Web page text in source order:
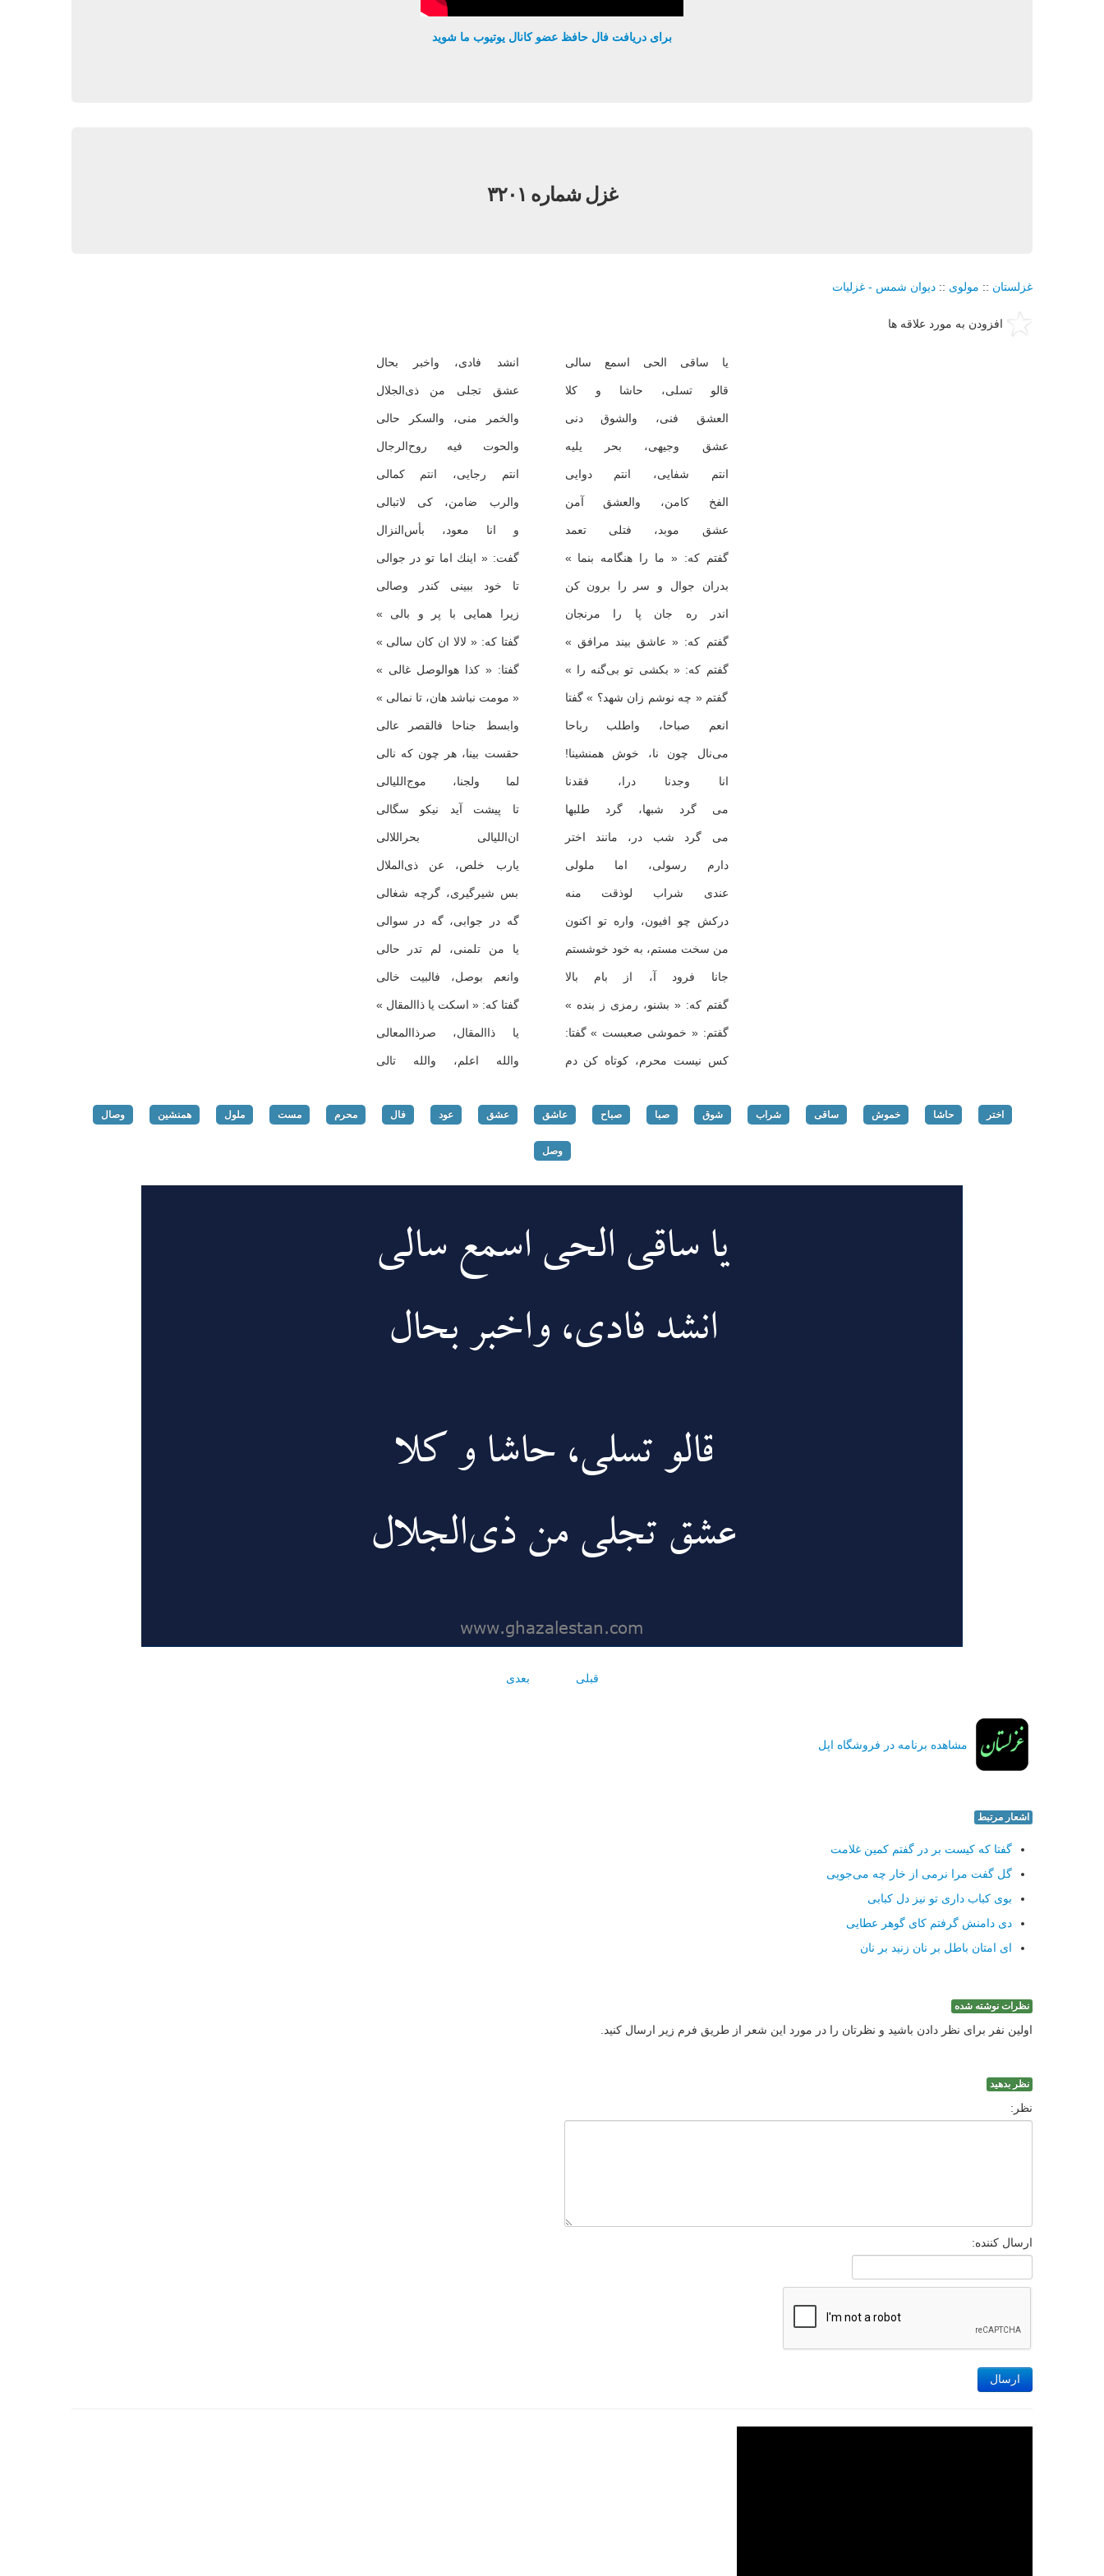
برای دریافت فال حافظ عضو کانال یوتیوب ما شوید
غزل شماره ۳۲۰۱
غزلستان :: مولوی :: دیوان شمس - غزلیات
افزودن به مورد علاقه ها
یا ساقی الحی اسمع سالی انشد فادی، واخبر بحال
قالو تسلی، حاشا و كلا عشق تجلی من ذی‌الجلال
العشق فنی، والشوق دنی والخمر منی، والسكر حالی
عشق وجیهی، بحر یلیه والحوت فیه روح‌الرجال
انتم شفایی، انتم دوایی انتم رجایی، انتم كمالی
الفخ كامن، والعشق آمن والرب ضامن، كی لاتبالی
عشق موبد، فتلی تعمد و انا معود، بأس‌النزال
گفتم كه: « ما را هنگامه بنما » گفت: « اینك اما تو در جوالی
بدران جوال و سر را برون كن تا خود ببینی كندر وصالی
اندر ره جان پا را مرنجان زیرا همایی با پر و بالی »
گفتم كه: « عاشق بیند مرافق » گفتا كه: « لالا ان كان سالی »
گفتم كه: « بكشی تو بی‌گنه را » گفتا: « كذا هوالوصل غالی »
گفتم « چه نوشم زان شهد؟ » گفتا « مومت نباشد هان، تا نمالی »
انعم صباحا، واطلب رباحا وابسط جناحا فالقصر عالی
می‌نال چون نا، خوش همنشینا! حقست بینا، هر چون كه نالی
انا وجدنا درا، فقدنا لما ولجنا، موج‌اللیالی
می گرد شبها، گرد طلبها تا پیشت آید نیكو سگالی
می گرد شب در، مانند اختر ان‌اللیالی بحراللالی
دارم رسولی، اما ملولی یارب خلص، عن ذی‌الملال
عندی شراب لوذقت منه بس شیرگیری، گرچه شغالی
دركش چو افیون، واره تو اكنون گه در جوابی، گه در سوالی
من سخت مستم، به خود خوشستم یا من تلمنی، لم تدر حالی
جانا فرود آ، از بام بالا وانعم بوصل، فالبیت خالی
گفتم كه: « بشنو، رمزی ز بنده » گفتا كه: « اسكت یا ذاالمقال »
گفتم: « خموشی صعبست » گفتا: یا ذاالمقال، صرذاالمعالی
كس نیست محرم، كوتاه كن دم والله اعلم، والله تالی
اختر حاشا خموش ساقی شراب شوق صبا صباح عاشق عشق عود فال محرم مست ملول همنشین وصال
وصل
قبلی بعدی
مشاهده برنامه در فروشگاه اپل
اشعار مرتبط
گفتا كه كیست بر در گفتم كمین غلامت
گل گفت مرا نرمی از خار چه می‌جویی
بوی كباب داری تو نیز دل كبابی
دی دامنش گرفتم كای گوهر عطایی
ای امتان باطل بر نان زنید بر نان
نظرات نوشته شده
اولین نفر برای نظر دادن باشید و نظرتان را در مورد این شعر از طریق فرم زیر ارسال کنید.
نظر بدهید
نظر:
ارسال کننده:
ارسال